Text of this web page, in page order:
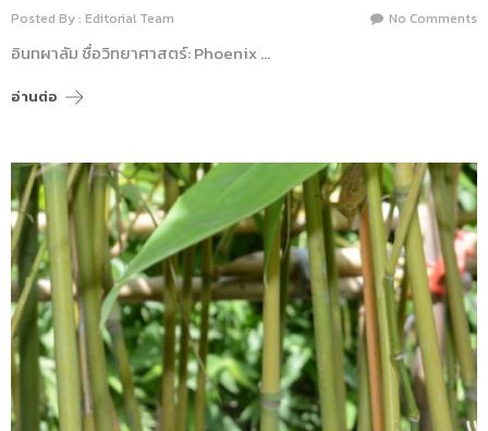
Posted By : Editorial Team No Comments
อินทผาลัม ชื่อวิทยาศาสตร์: Phoenix …
อ่านต่อ